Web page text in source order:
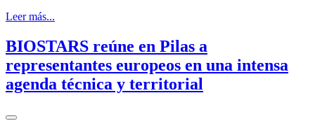
Leer más...
BIOSTARS reúne en Pilas a
representantes europeos en una intensa
agenda técnica y territorial